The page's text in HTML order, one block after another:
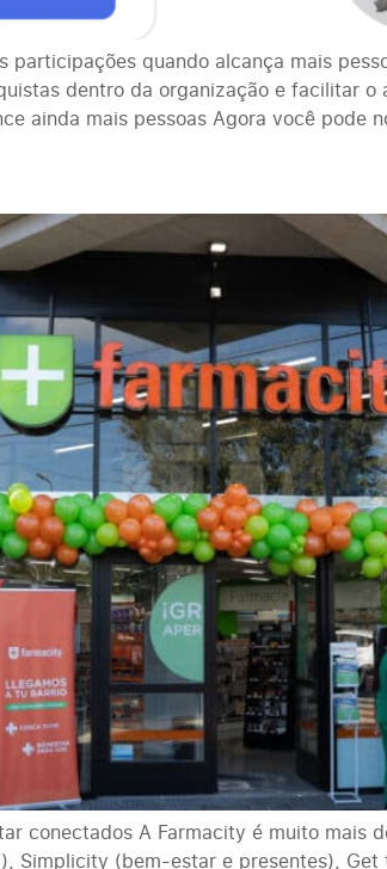
quando alcança mais
dentro da organização e facilitar
ainda mais pessoas Agora você pode
conectados A Farmacity é muito mais
Simplicity (bem-estar e presentes),